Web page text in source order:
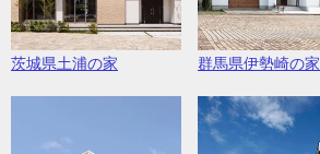
茨城県土浦の家 群馬県伊勢崎の家